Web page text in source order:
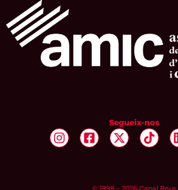
Segueix-nos
© 1998 – 2026 Canal Reus